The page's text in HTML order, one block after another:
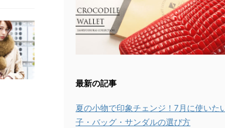
最新の記事
夏の小物で印象チェンジ！7月に使いた
子・バッグ・サンダルの選び方